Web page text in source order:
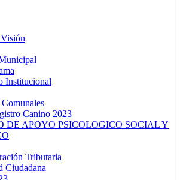
Institucional
Canino 2023
DE APOYO PSICOLOGICO SOCIAL Y
Tributaria
Ciudadana